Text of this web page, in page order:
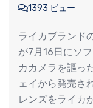
1393 ビュー
ライカブランド
が7月16日にソ
カカメラを謳っ
ェイから発売さ
レンズをライカ